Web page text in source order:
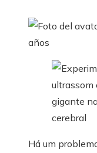
años
Há um